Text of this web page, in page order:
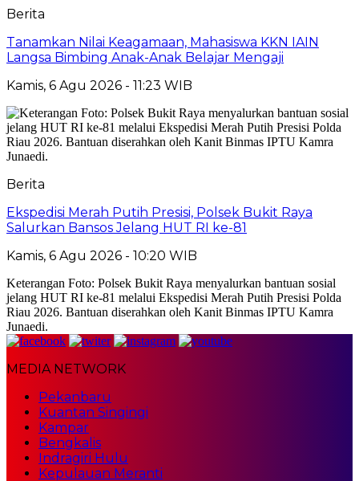
Berita
Tanamkan Nilai Keagamaan, Mahasiswa KKN IAIN
Langsa Bimbing Anak-Anak Belajar Mengaji
Kamis, 6 Agu 2026 - 11:23 WIB
Berita
Ekspedisi Merah Putih Presisi, Polsek Bukit Raya
Salurkan Bansos Jelang HUT RI ke-81
Kamis, 6 Agu 2026 - 10:20 WIB
Keterangan Foto: Polsek Bukit Raya menyalurkan bantuan sosial
jelang HUT RI ke-81 melalui Ekspedisi Merah Putih Presisi Polda
Riau 2026. Bantuan diserahkan oleh Kanit Binmas IPTU Kamra
Junaedi.
MEDIA NETWORK
Pekanbaru
Kuantan Singingi
Kampar
Bengkalis
Indragiri Hulu
Kepulauan Meranti